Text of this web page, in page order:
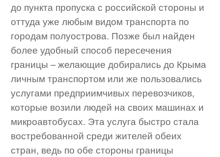
до пункта пропуска с российской стороны и
оттуда уже любым видом транспорта по
городам полуострова. Позже был найден
более удобный способ пересечения
границы – желающие добирались до Крыма
личным транспортом или же пользовались
услугами предприимчивых перевозчиков,
которые возили людей на своих машинах и
микроавтобусах. Эта услуга быстро стала
востребованной среди жителей обеих
стран, ведь по обе стороны границы